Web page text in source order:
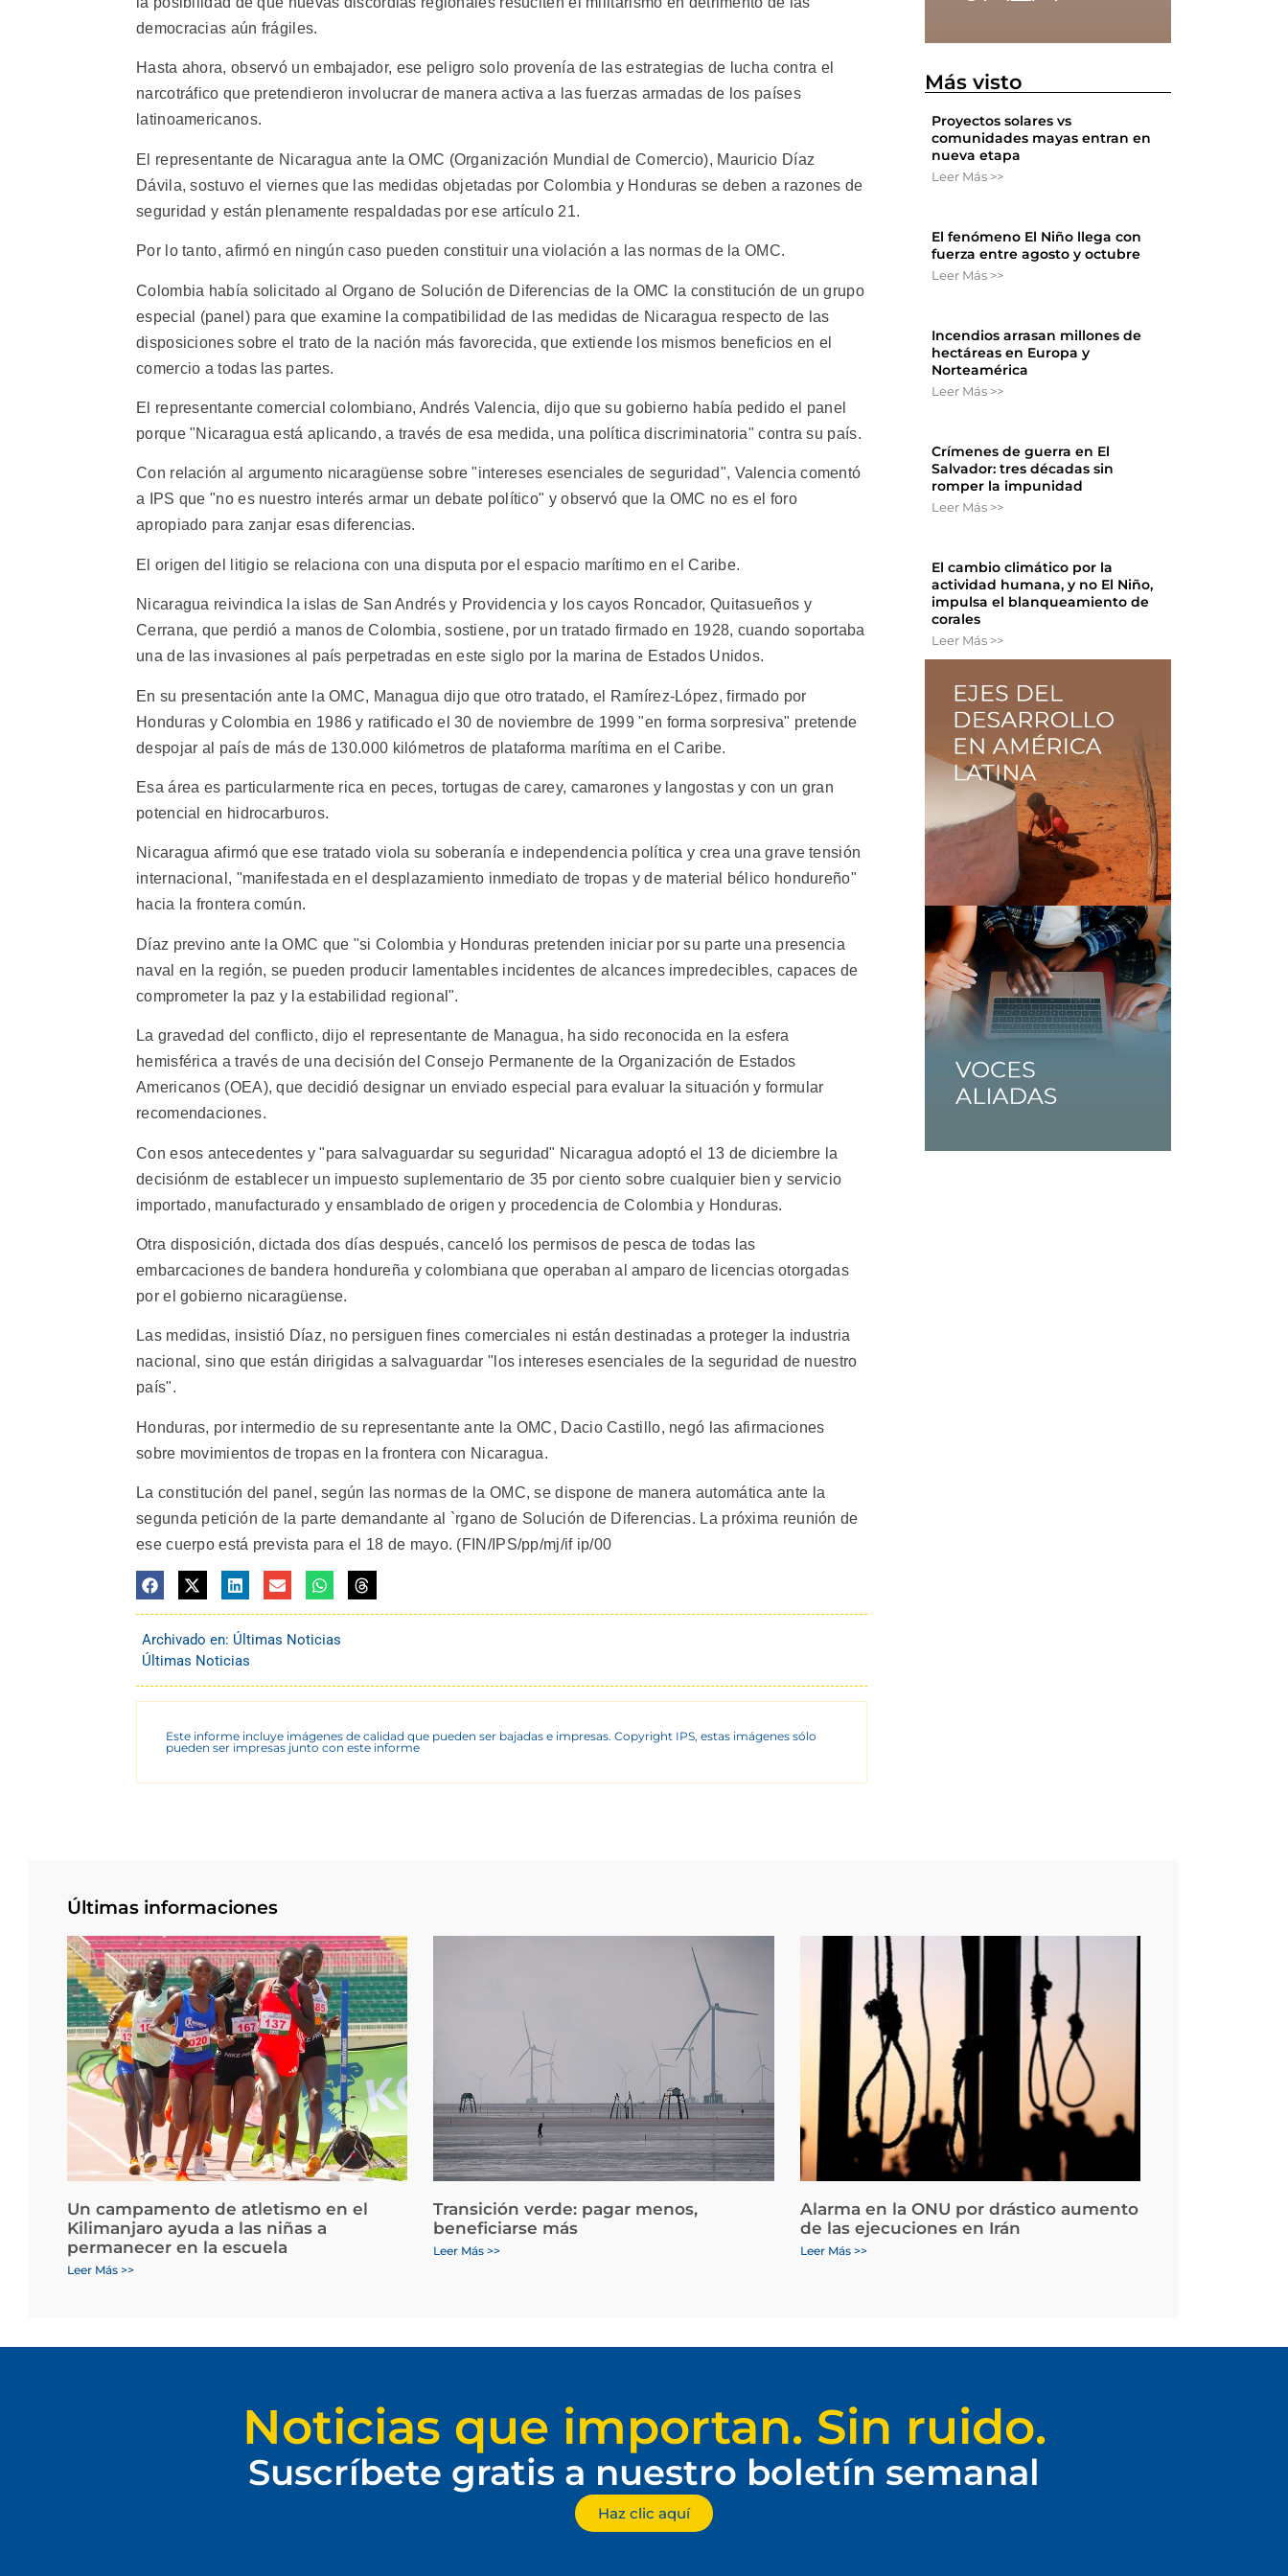
democracias aún frágiles.
Hasta ahora, observó un embajador, ese peligro solo provenía de las estrategias de lucha contra el
narcotráfico que pretendieron involucrar de manera activa a las fuerzas armadas de los países
latinoamericanos.
El representante de Nicaragua ante la OMC (Organización Mundial de Comercio), Mauricio Díaz
Dávila, sostuvo el viernes que las medidas objetadas por Colombia y Honduras se deben a razones de
seguridad y están plenamente respaldadas por ese artículo 21.
Por lo tanto, afirmó en ningún caso pueden constituir una violación a las normas de la OMC.
Colombia había solicitado al Organo de Solución de Diferencias de la OMC la constitución de un grupo
especial (panel) para que examine la compatibilidad de las medidas de Nicaragua respecto de las
disposiciones sobre el trato de la nación más favorecida, que extiende los mismos beneficios en el
comercio a todas las partes.
El representante comercial colombiano, Andrés Valencia, dijo que su gobierno había pedido el panel
porque "Nicaragua está aplicando, a través de esa medida, una política discriminatoria" contra su país.
Con relación al argumento nicaragüense sobre "intereses esenciales de seguridad", Valencia comentó
a IPS que "no es nuestro interés armar un debate político" y observó que la OMC no es el foro
apropiado para zanjar esas diferencias.
El origen del litigio se relaciona con una disputa por el espacio marítimo en el Caribe.
Nicaragua reivindica la islas de San Andrés y Providencia y los cayos Roncador, Quitasueños y
Cerrana, que perdió a manos de Colombia, sostiene, por un tratado firmado en 1928, cuando soportaba
una de las invasiones al país perpetradas en este siglo por la marina de Estados Unidos.
En su presentación ante la OMC, Managua dijo que otro tratado, el Ramírez-López, firmado por
Honduras y Colombia en 1986 y ratificado el 30 de noviembre de 1999 "en forma sorpresiva" pretende
despojar al país de más de 130.000 kilómetros de plataforma marítima en el Caribe.
Esa área es particularmente rica en peces, tortugas de carey, camarones y langostas y con un gran
potencial en hidrocarburos.
Nicaragua afirmó que ese tratado viola su soberanía e independencia política y crea una grave tensión
internacional, "manifestada en el desplazamiento inmediato de tropas y de material bélico hondureño"
hacia la frontera común.
Díaz previno ante la OMC que "si Colombia y Honduras pretenden iniciar por su parte una presencia
naval en la región, se pueden producir lamentables incidentes de alcances impredecibles, capaces de
comprometer la paz y la estabilidad regional".
La gravedad del conflicto, dijo el representante de Managua, ha sido reconocida en la esfera
hemisférica a través de una decisión del Consejo Permanente de la Organización de Estados
Americanos (OEA), que decidió designar un enviado especial para evaluar la situación y formular
recomendaciones.
Con esos antecedentes y "para salvaguardar su seguridad" Nicaragua adoptó el 13 de diciembre la
decisiónm de establecer un impuesto suplementario de 35 por ciento sobre cualquier bien y servicio
importado, manufacturado y ensamblado de origen y procedencia de Colombia y Honduras.
Otra disposición, dictada dos días después, canceló los permisos de pesca de todas las
embarcaciones de bandera hondureña y colombiana que operaban al amparo de licencias otorgadas
por el gobierno nicaragüense.
Las medidas, insistió Díaz, no persiguen fines comerciales ni están destinadas a proteger la industria
nacional, sino que están dirigidas a salvaguardar "los intereses esenciales de la seguridad de nuestro
país".
Honduras, por intermedio de su representante ante la OMC, Dacio Castillo, negó las afirmaciones
sobre movimientos de tropas en la frontera con Nicaragua.
La constitución del panel, según las normas de la OMC, se dispone de manera automática ante la
segunda petición de la parte demandante al `rgano de Solución de Diferencias. La próxima reunión de
ese cuerpo está prevista para el 18 de mayo. (FIN/IPS/pp/mj/if ip/00
Archivado en: Últimas Noticias
Últimas Noticias
Este informe incluye imágenes de calidad que pueden ser bajadas e impresas. Copyright IPS, estas imágenes sólo
pueden ser impresas junto con este informe
Más visto
Proyectos solares vs
comunidades mayas entran en
nueva etapa
Leer Más >>
El fenómeno El Niño llega con
fuerza entre agosto y octubre
Leer Más >>
Incendios arrasan millones de
hectáreas en Europa y
Norteamérica
Leer Más >>
Crímenes de guerra en El
Salvador: tres décadas sin
romper la impunidad
Leer Más >>
El cambio climático por la
actividad humana, y no El Niño,
impulsa el blanqueamiento de
corales
Leer Más >>
Últimas informaciones
Un campamento de atletismo en el
Kilimanjaro ayuda a las niñas a
permanecer en la escuela
Leer Más >>
Transición verde: pagar menos,
beneficiarse más
Leer Más >>
Alarma en la ONU por drástico aumento
de las ejecuciones en Irán
Leer Más >>
Noticias que importan. Sin ruido.
Suscríbete gratis a nuestro boletín semanal
Haz clic aquí